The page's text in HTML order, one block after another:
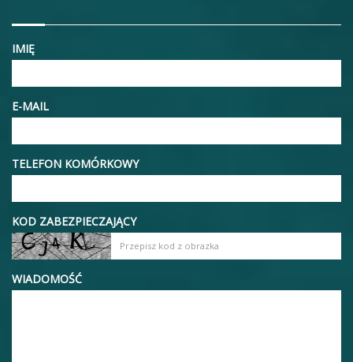
IMIĘ
E-MAIL
TELEFON KOMÓRKOWY
KOD ZABEZPIECZAJĄCY
WIADOMOŚĆ